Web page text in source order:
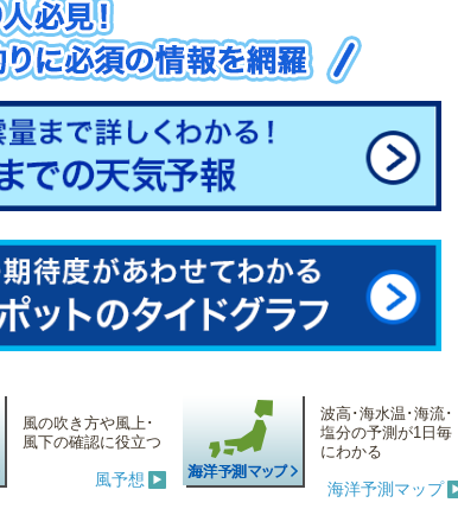
風の吹き方や風上･
風下の確認に役立つ
風予想
波高･海水温･海流･
塩分の予測が1日毎
にわかる
海洋予測マップ